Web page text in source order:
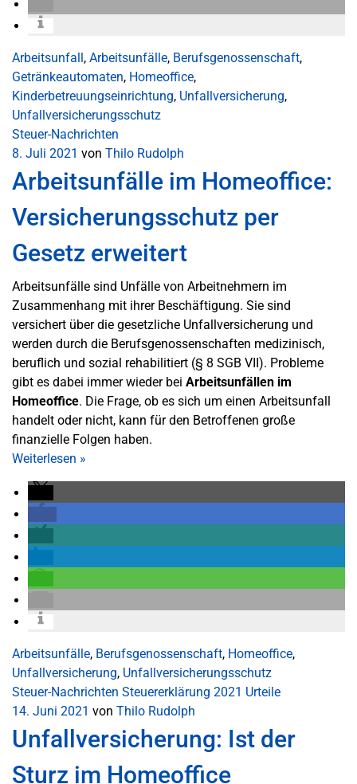
Arbeitsunfall, Arbeitsunfälle, Berufsgenossenschaft,
Getränkeautomaten, Homeoffice,
Kinderbetreuungseinrichtung, Unfallversicherung,
Unfallversicherungsschutz
Steuer-Nachrichten
8. Juli 2021 von Thilo Rudolph
Arbeitsunfälle im Homeoffice:
Versicherungsschutz per
Gesetz erweitert
Arbeitsunfälle sind Unfälle von Arbeitnehmern im
Zusammenhang mit ihrer Beschäftigung. Sie sind
versichert über die gesetzliche Unfallversicherung und
werden durch die Berufsgenossenschaften medizinisch,
beruflich und sozial rehabilitiert (§ 8 SGB VII). Probleme
gibt es dabei immer wieder bei Arbeitsunfällen im
Homeoffice. Die Frage, ob es sich um einen Arbeitsunfall
handelt oder nicht, kann für den Betroffenen große
finanzielle Folgen haben.
Weiterlesen »
Arbeitsunfälle, Berufsgenossenschaft, Homeoffice,
Unfallversicherung, Unfallversicherungsschutz
Steuer-Nachrichten Steuererklärung 2021 Urteile
14. Juni 2021 von Thilo Rudolph
Unfallversicherung: Ist der
Sturz im Homeoffice